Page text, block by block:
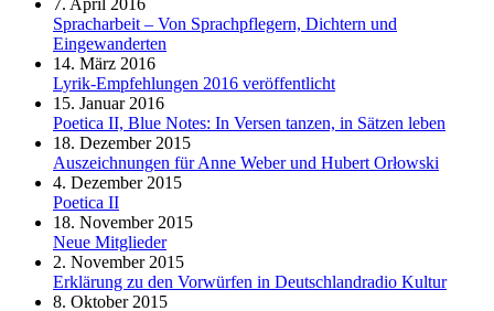
Spracharbeit – Von Sprachpflegern, Dichtern und
Eingewanderten
14. März 2016
Lyrik-Empfehlungen 2016 veröffentlicht
15. Januar 2016
Poetica II, Blue Notes: In Versen tanzen, in Sätzen leben
18. Dezember 2015
Auszeichnungen für Anne Weber und Hubert Orłowski
4. Dezember 2015
Poetica II
18. November 2015
Neue Mitglieder
2. November 2015
Erklärung zu den Vorwürfen in Deutschlandradio Kultur
8. Oktober 2015